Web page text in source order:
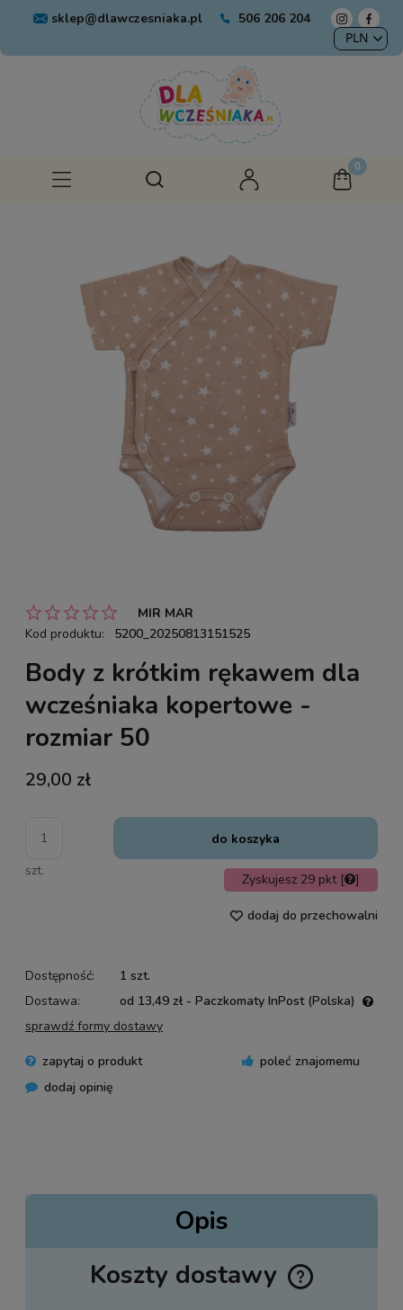
sklep@dlawczesniaka.pl 506 206 204
MIR MAR
Kod produktu:
5200_20250813151525
Body z krótkim rękawem dla
wcześniaka kopertowe -
rozmiar 50
29,00 zł
szt.
do koszyka
Zyskujesz 29 pkt [ ]
dodaj do przechowalni
Dostępność:
1 szt.
Dostawa:
od 13,49 zł - Paczkomaty InPost (Polska)
sprawdź formy dostawy
zapytaj o produkt
poleć znajomemu
dodaj opinię
Opis
Koszty dostawy
Cena nie zawiera ewentualnych kosztów płatności